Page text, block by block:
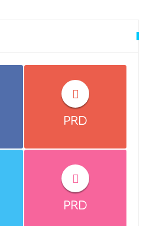
PRD
PRD